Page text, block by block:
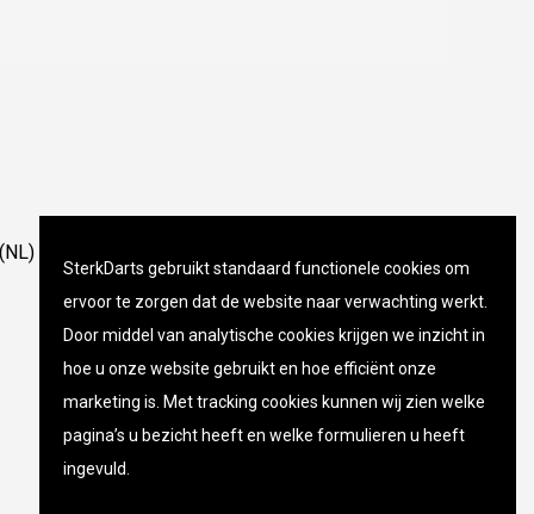
SterkDarts gebruikt standaard functionele cookies om
ervoor te zorgen dat de website naar verwachting werkt.
Door middel van analytische cookies krijgen we inzicht in
hoe u onze website gebruikt en hoe efficiënt onze
marketing is. Met tracking cookies kunnen wij zien welke
pagina’s u bezicht heeft en welke formulieren u heeft
ingevuld.